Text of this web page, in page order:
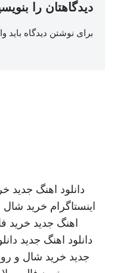
دیدگاهتان را
برای نوشتن دیدگاه باید
دانلود اهنگ جدید
اینستاگرام خرید
اهنگ جدید خرید
دانلود اهنگ جدید
جدید خرید شال و